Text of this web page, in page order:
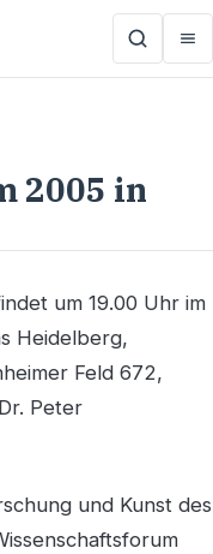
2005 in
um 19.00 Uhr im
Heidelberg,
Feld 672,
Peter
und Kunst des